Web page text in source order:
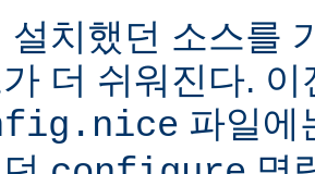
설치했던 소스를
더 쉬워진다.
파일에